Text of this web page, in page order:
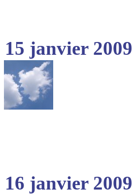
15 janvier 2009
16 janvier 2009